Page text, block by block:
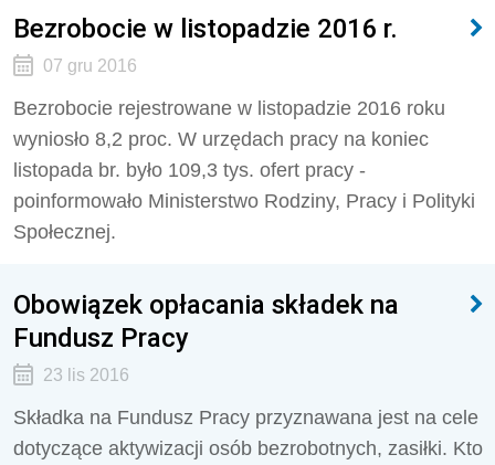
Bezrobocie w listopadzie 2016 r.
07 gru 2016
Bezrobocie rejestrowane w listopadzie 2016 roku
wyniosło 8,2 proc. W urzędach pracy na koniec
listopada br. było 109,3 tys. ofert pracy -
poinformowało Ministerstwo Rodziny, Pracy i Polityki
Społecznej.
Obowiązek opłacania składek na
Fundusz Pracy
23 lis 2016
Składka na Fundusz Pracy przyznawana jest na cele
dotyczące aktywizacji osób bezrobotnych, zasiłki. Kto